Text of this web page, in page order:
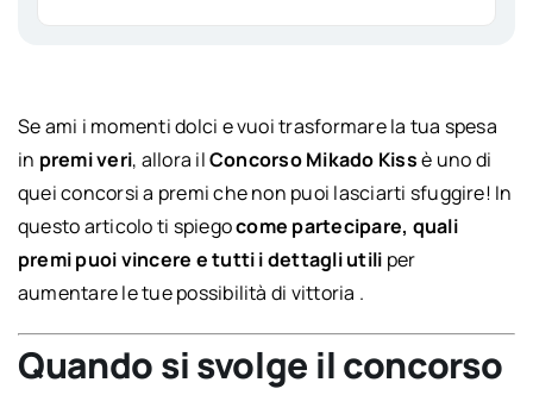
Se ami i momenti dolci e vuoi trasformare la tua spesa
in premi veri, allora ilConcorso Mikado Kissè uno di
quei concorsi a premi che non puoi lasciarti sfuggire! In
questo articolo ti spiegocome partecipare, quali
premi puoi vincere e tutti i dettagli utili per
aumentare le tue possibilità di vittoria .
Quando si svolge il concorso